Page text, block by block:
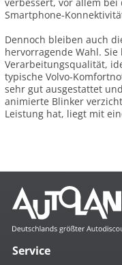
Smartphone-
Dennoch bleiben auch
hervorragende Wahl.
Verarbeitungsqualität,
typische Volvo-
sehr gut ausgestattet
animierte Blinker
Leistung hat, liegt mit
Service